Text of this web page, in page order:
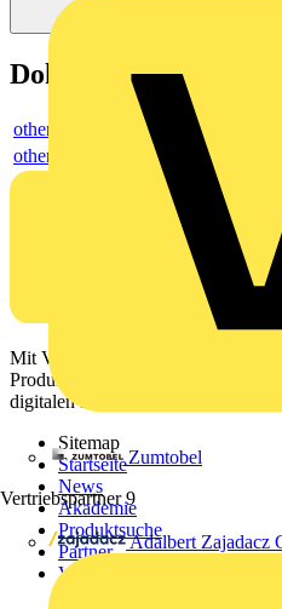
Zumtobel
Vertriebspartner 9
Adalbert Zajadacz
Dokumente
others
others
Mit Voltimum erhalten
Produktinformationen, Schulungen
digitalen Plattform und Community.
Sitemap
Startseite
News
Akademie
Produktsuche
Partner
Voltimum+